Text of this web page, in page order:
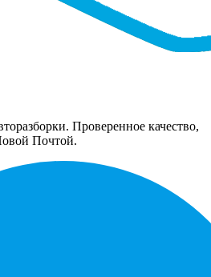
Проверенное качество,
Почтой.